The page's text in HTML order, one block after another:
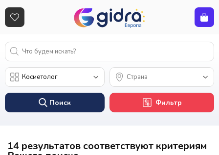
Поиск Фильтр
14 результатов соответствуют критериям